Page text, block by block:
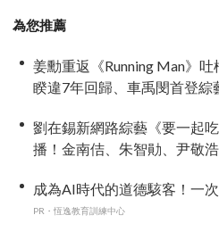
為您推薦
姜勳重返《Running Man》
睽違7年回歸、車禹閔首登綜
劉在錫新網路綜藝《要一起
播！金南佶、朱智勛、尹敬
成為AI時代的道德駭客！一
PR・恆逸教育訓練中心